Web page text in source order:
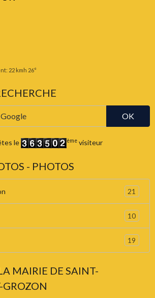
22 kmh 26°
OK
le ème visiteur
- PHOTOS
21
10
19
MAIRIE DE SAINT-
GROZON